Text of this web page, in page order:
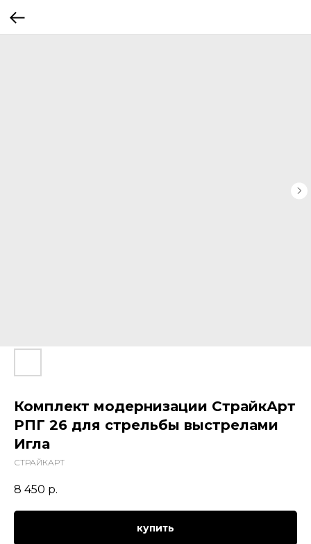
Комплект модернизации СтрайкАрт
РПГ 26 для стрельбы выстрелами
Игла
СТРАЙКАРТ
8 450 р.
купить